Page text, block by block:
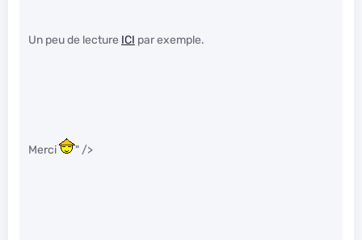
Un peu de lecture ICI par exemple.
Merci " />